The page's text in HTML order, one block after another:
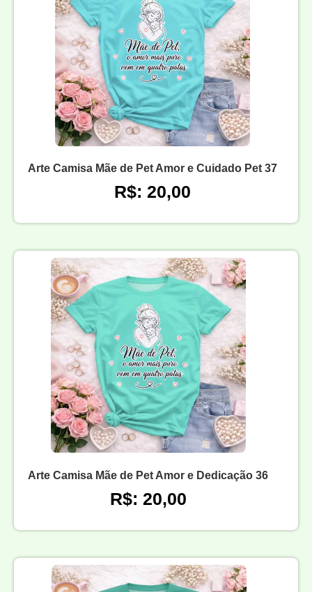
Arte Camisa Mãe de Pet Amor e Cuidado Pet 37
R$: 20,00
Arte Camisa Mãe de Pet Amor e Dedicação 36
R$: 20,00